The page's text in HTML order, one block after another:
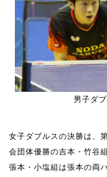
男子ダ
女子ダブルスの決勝は、
会団体優勝の吉本・竹谷
張本・小塩組は張本の両